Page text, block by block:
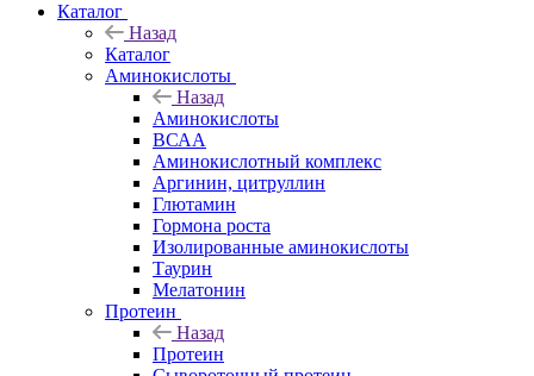
Каталог
Назад
Каталог
Аминокислоты
Назад
Аминокислоты
ВСАА
Аминокислотный комплекс
Аргинин, цитруллин
Глютамин
Гормона роста
Изолированные аминокислоты
Таурин
Мелатонин
Протеин
Назад
Протеин